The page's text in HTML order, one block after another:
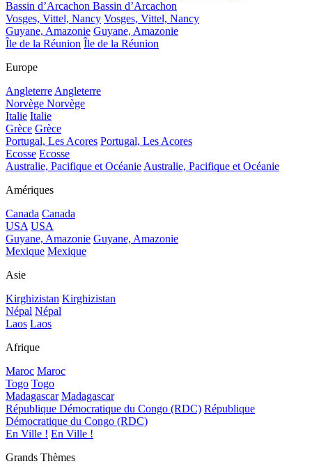
Bassin d’Arcachon Bassin d’Arcachon
Vosges, Vittel, Nancy Vosges, Vittel, Nancy
Guyane, Amazonie Guyane, Amazonie
Île de la Réunion Île de la Réunion
Europe
Angleterre Angleterre
Norvège Norvège
Italie Italie
Grèce Grèce
Portugal, Les Acores Portugal, Les Acores
Ecosse Ecosse
Australie, Pacifique et Océanie Australie, Pacifique et Océanie
Amériques
Canada Canada
USA USA
Guyane, Amazonie Guyane, Amazonie
Mexique Mexique
Asie
Kirghizistan Kirghizistan
Népal Népal
Laos Laos
Afrique
Maroc Maroc
Togo Togo
Madagascar Madagascar
République Démocratique du Congo (RDC) République
Démocratique du Congo (RDC)
En Ville ! En Ville !
Grands Thèmes